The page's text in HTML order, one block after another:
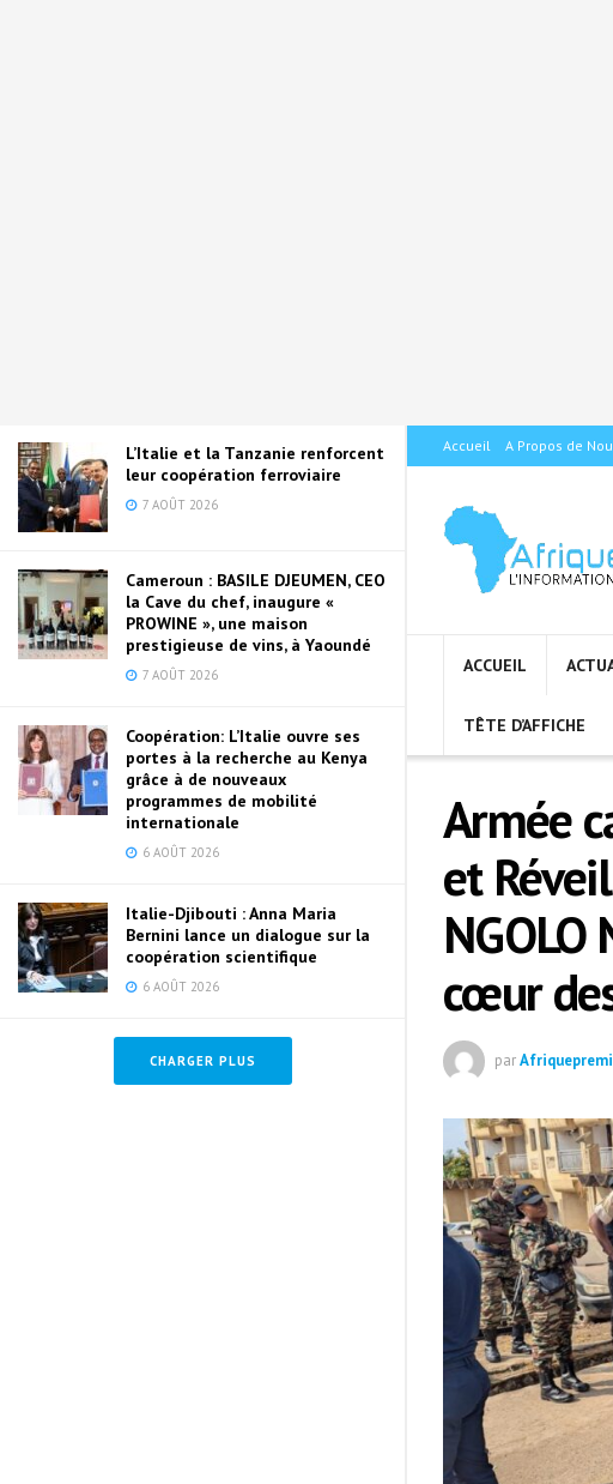
L’Italie et la Tanzanie renforcent
leur coopération ferroviaire
7 AOÛT 2026
Cameroun : BASILE DJEUMEN, CEO
la Cave du chef, inaugure «
PROWINE », une maison
prestigieuse de vins, à Yaoundé
7 AOÛT 2026
Coopération: L’Italie ouvre ses
portes à la recherche au Kenya
grâce à de nouveaux
programmes de mobilité
internationale
6 AOÛT 2026
Italie-Djibouti : Anna Maria
Bernini lance un dialogue sur la
coopération scientifique
6 AOÛT 2026
CHARGER PLUS
Accueil A Propos de
ACCUEIL
TÊTE D’AFFICHE
Armée
et
NGOLO
cœur
par